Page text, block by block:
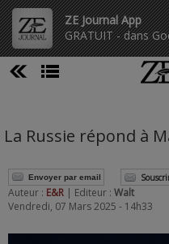
ZE Journal App
GRATUIT - dans
La Russie répond à
Envoyer par email
Auteur : E&R | Editeur : Walt
Vendredi, 07 Mars 2025 - 14h33